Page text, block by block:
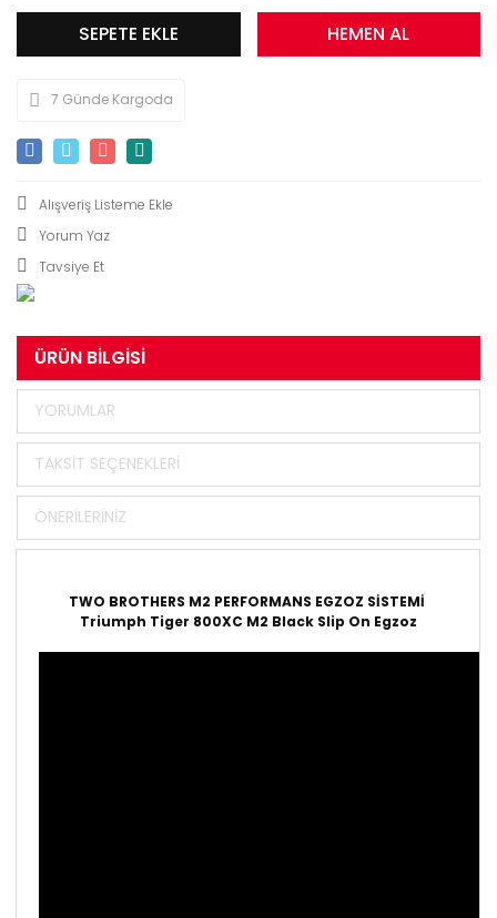
SEPETE EKLE HEMEN AL
7 Günde Kargoda
Yorum Yaz
Tavsiye Et
ÜRÜN BILGISI
YORUMLAR
TAKSIT SEÇENEKLERI
ÖNERILERINIZ
TWO BROTHERS M2 PERFORMANS EGZOZ SİSTEMİ
Triumph Tiger 800XC M2 Black Slip On Egzoz